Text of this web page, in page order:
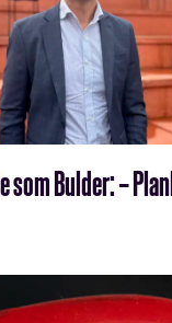
som Bulder: –